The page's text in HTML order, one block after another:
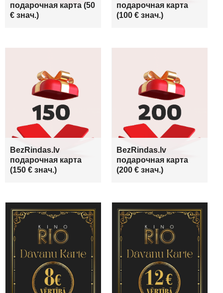
подарочная карта (50
€ знач.)
подарочная карта
(100 € знач.)
BezRindas.lv
подарочная карта
(150 € знач.)
BezRindas.lv
подарочная карта
(200 € знач.)